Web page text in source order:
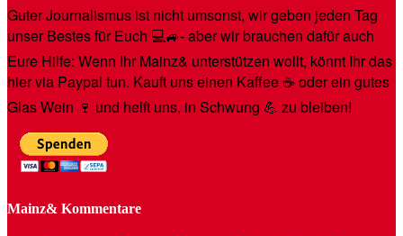
Guter Journalismus ist nicht umsonst, wir geben jeden Tag
unser Bestes für Euch 💻🚙- aber wir brauchen dafür auch
Eure Hilfe: Wenn Ihr Mainz& unterstützen wollt, könnt Ihr das
hier via Paypal tun. Kauft uns einen Kaffee ☕️ oder ein gutes
Glas Wein 🍷 und helft uns, in Schwung 💪 zu bleiben!
Mainz& Kommentare